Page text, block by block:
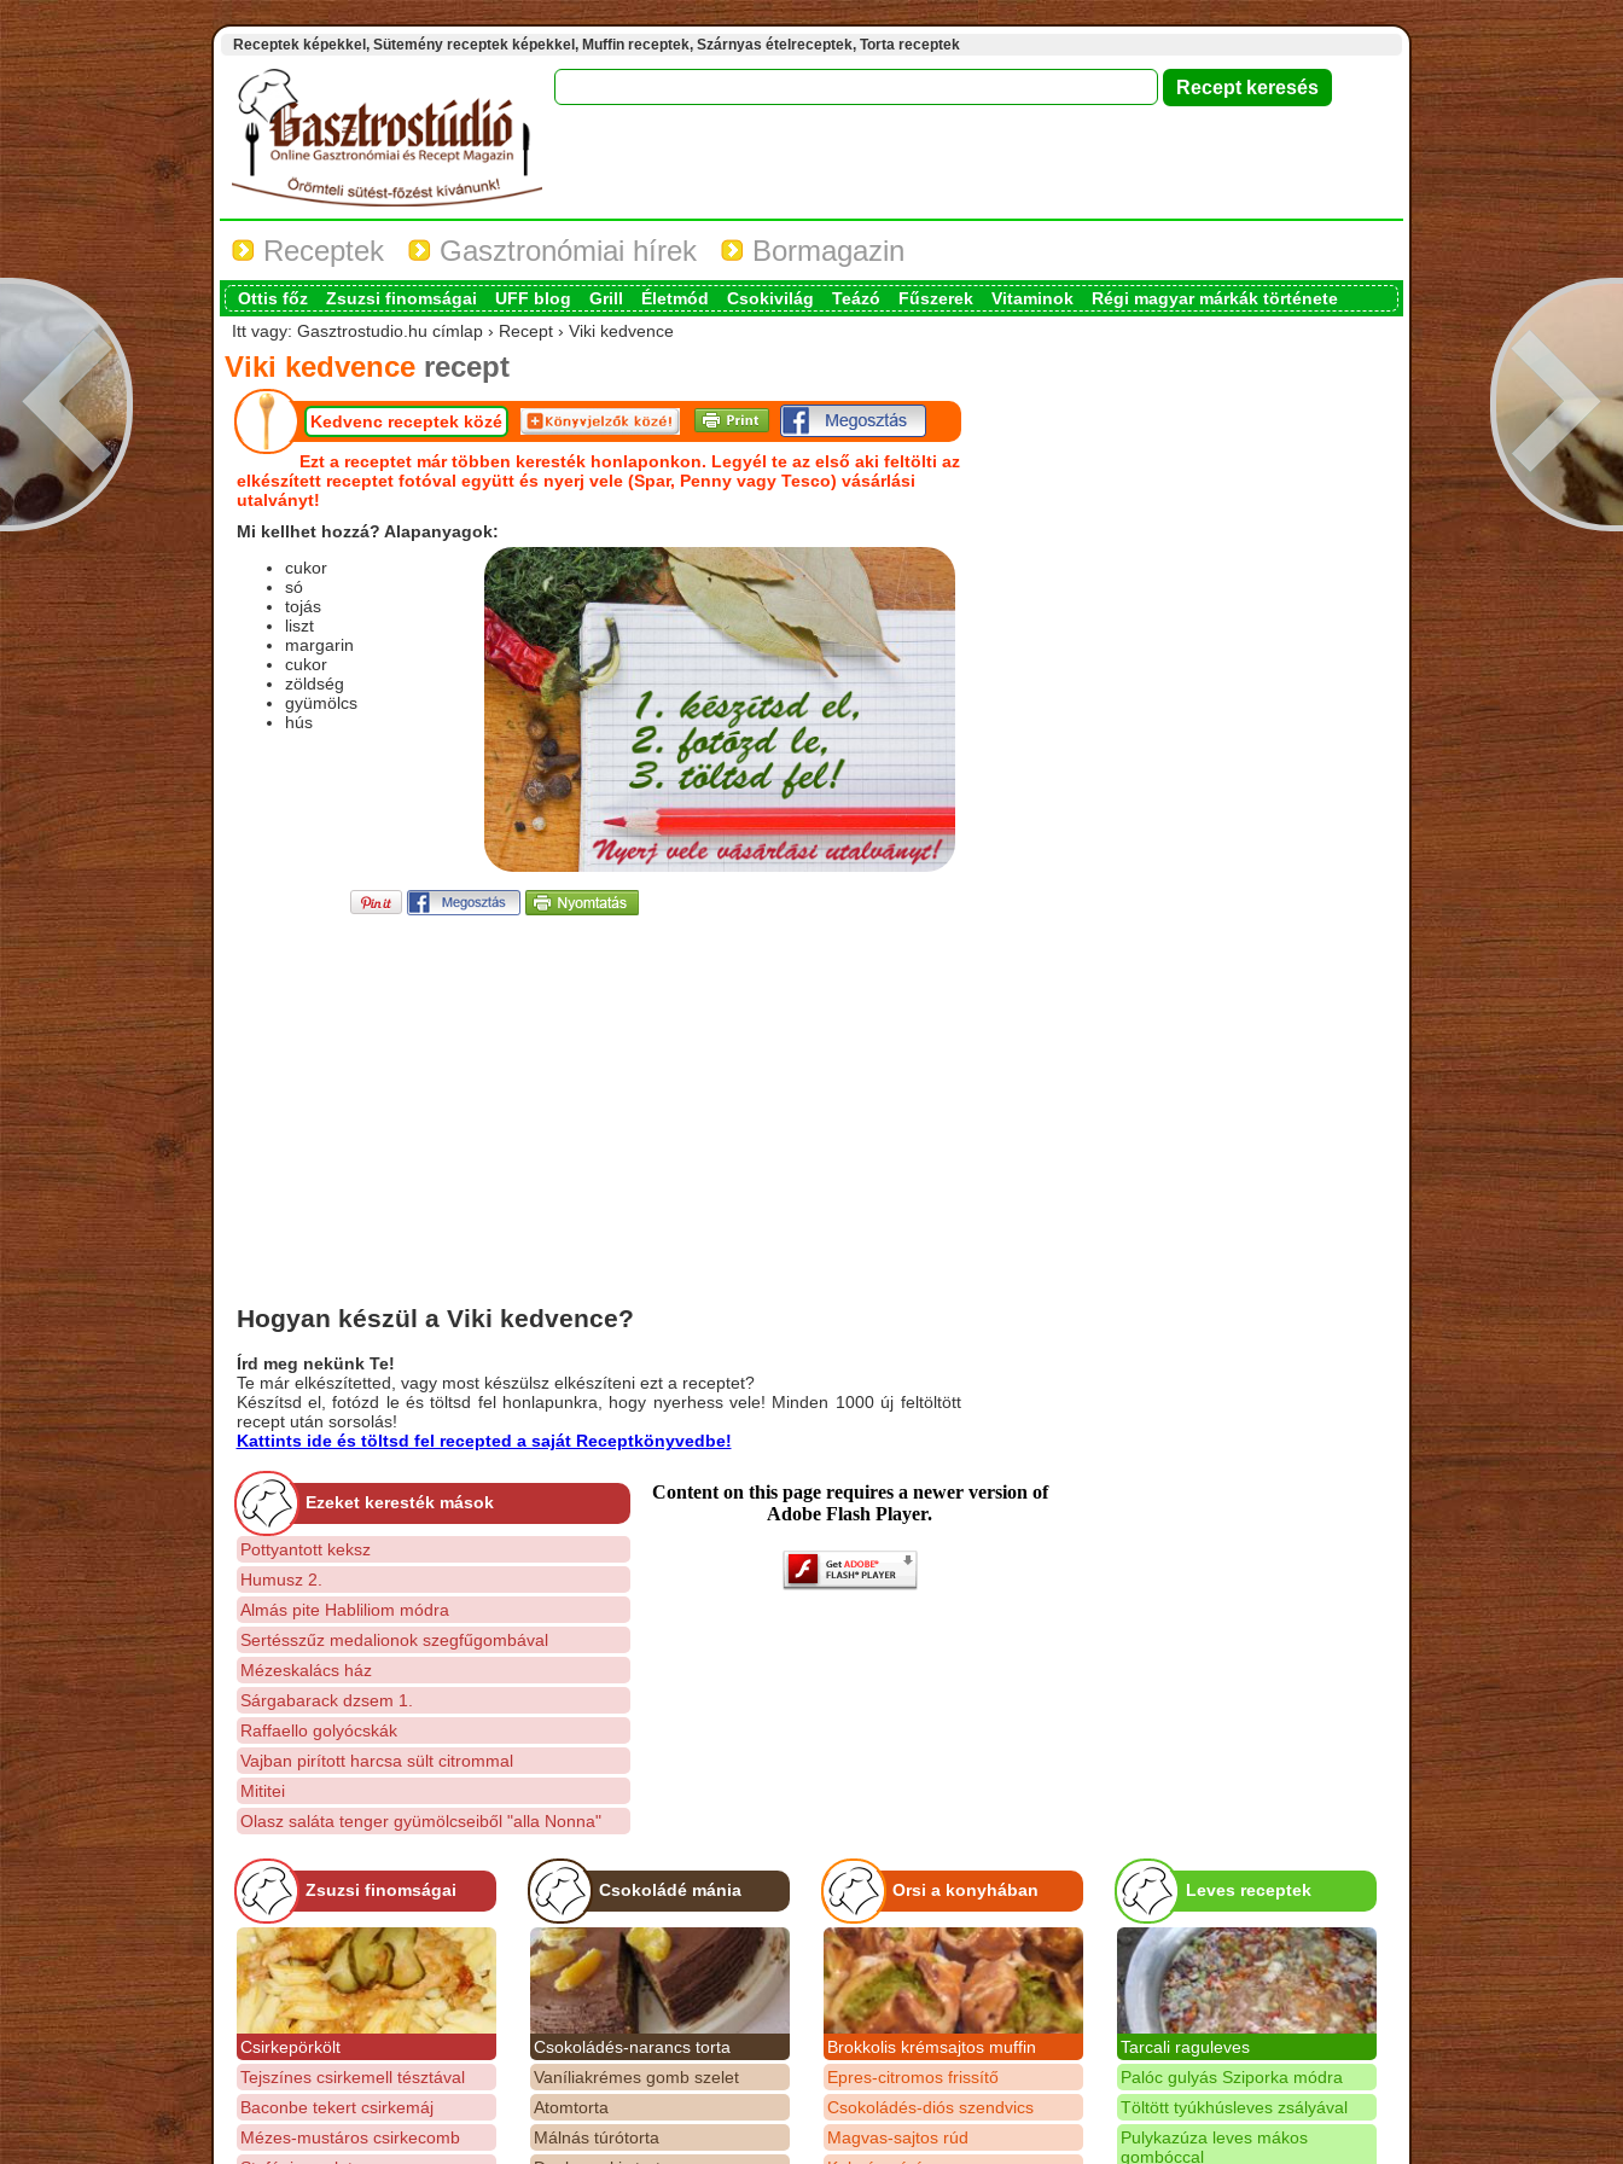
Receptek képekkel, Sütemény receptek képekkel, Muffin receptek, Szárnyas ételreceptek, Torta receptek
Receptek Gasztronómiai hírek Bormagazin
Ottis főz Zsuzsi finomságai UFF blog Grill Életmód Csokivilág Teázó Fűszerek Vitaminok
Régi magyar márkák története
Itt vagy: Gasztrostudio.hu címlap › Recept › Viki kedvence
Viki kedvencerecept
Kedvenc receptek közé
Ezt a receptet már többen keresték honlaponkon. Legyél te az első aki feltölti az
elkészített receptet fotóval együtt és nyerj vele (Spar, Penny vagy Tesco) vásárlási
utalványt!
Mi kellhet hozzá? Alapanyagok:
cukor
só
tojás
liszt
margarin
cukor
zöldség
gyümölcs
hús
Hogyan készül a Viki kedvence?
Írd meg nekünk Te!
Te már elkészítetted, vagy most készülsz elkészíteni ezt a receptet?
Készítsd el, fotózd le és töltsd fel honlapunkra, hogy nyerhess vele! Minden 1000 új feltöltött
recept után sorsolás!
Kattints ide és töltsd fel recepted a saját Receptkönyvedbe!
Ezeket keresték mások
Pottyantott keksz
Humusz 2.
Almás pite Habliliom módra
Sertésszűz medalionok szegfűgombával
Mézeskalács ház
Sárgabarack dzsem 1.
Raffaello golyócskák
Vajban pirított harcsa sült citrommal
Mititei
Olasz saláta tenger gyümölcseiből "alla Nonna"
Content on this page requires a newer version of
Adobe Flash Player.
Zsuzsi finomságai
Csirkepörkölt
Tejszínes csirkemell tésztával
Baconbe tekert csirkemáj
Mézes-mustáros csirkecomb
Csokoládé mánia
Csokoládés-narancs torta
Vaníliakrémes gomb szelet
Atomtorta
Málnás túrótorta
Orsi a konyhában
Brokkolis krémsajtos muffin
Epres-citromos frissítő
Csokoládés-diós szendvics
Magvas-sajtos rúd
Leves receptek
Tarcali raguleves
Palóc gulyás Sziporka módra
Töltött tyúkhúsleves zsályával
Pulykazúza leves mákos
gombóccal